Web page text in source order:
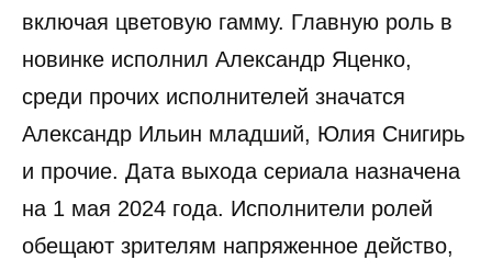
включая цветовую гамму. Главную роль в
новинке исполнил Александр Яценко,
среди прочих исполнителей значатся
Александр Ильин младший, Юлия Снигирь
и прочие. Дата выхода сериала назначена
на 1 мая 2024 года. Исполнители ролей
обещают зрителям напряженное действо,